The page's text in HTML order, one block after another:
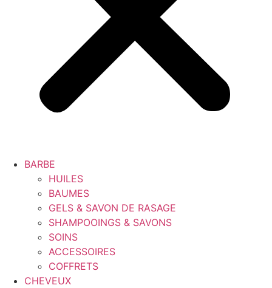
BARBE
HUILES
BAUMES
GELS & SAVON DE RASAGE
SHAMPOOINGS & SAVONS
SOINS
ACCESSOIRES
COFFRETS
CHEVEUX